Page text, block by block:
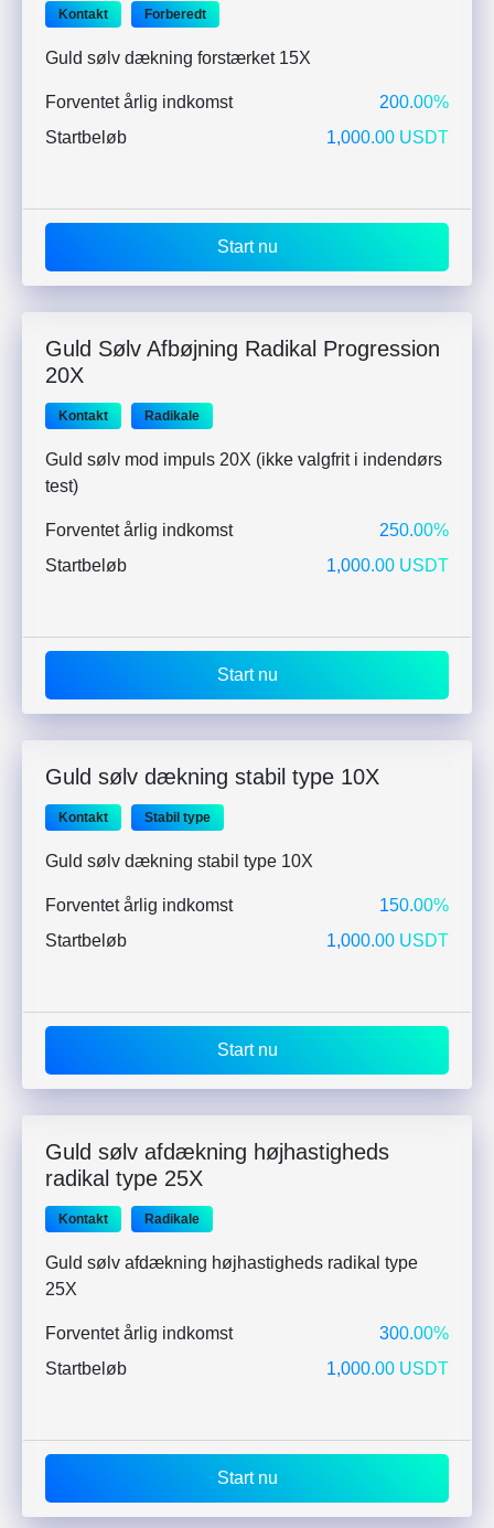
Kontakt Forberedt
Guld sølv dækning forstærket 15X
Forventet årlig indkomst
200.00%
Startbeløb
1,000.00 USDT
Start nu
Guld Sølv Afbøjning Radikal Progression
20X
Kontakt Radikale
Guld sølv mod impuls 20X (ikke valgfrit i indendørs
test)
Forventet årlig indkomst
250.00%
Startbeløb
1,000.00 USDT
Start nu
Guld sølv dækning stabil type 10X
Kontakt Stabil type
Guld sølv dækning stabil type 10X
Forventet årlig indkomst
150.00%
Startbeløb
1,000.00 USDT
Start nu
Guld sølv afdækning højhastigheds
radikal type 25X
Kontakt Radikale
Guld sølv afdækning højhastigheds radikal type
25X
Forventet årlig indkomst
300.00%
Startbeløb
1,000.00 USDT
Start nu